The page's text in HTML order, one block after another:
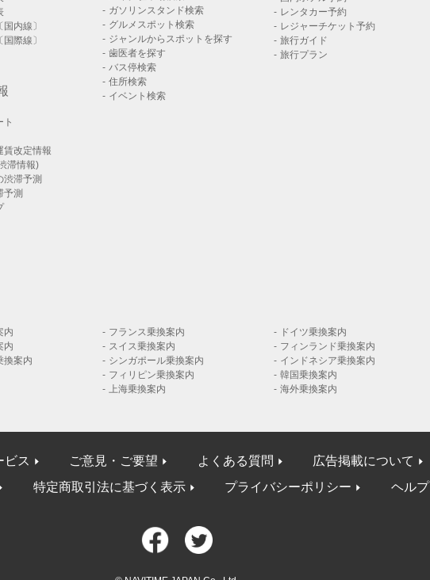
内線〕
際線〕
ト
賃改定情報
滞情報)
渋滞予測
予測
ガソリンスタンド検索
グルメスポット検索
ジャンルからスポットを探す
歯医者を探す
バス停検索
住所検索
イベント検索
レンタカー予約
レジャーチケット予約
旅行ガイド
旅行プラン
内 フランス乗換案内
ドイツ乗換案内
内 スイス乗換案内
フィンランド乗換案内
換案内 シンガポール乗換案内
インドネシア乗換案内
フィリピン乗換案内
韓国乗換案内
上海乗換案内 海外乗換案内
ビス ご意見・ご要望 よくある質問 広告掲載について
特定商取引法に基づく表示 プライバシーポリシー ヘルプ